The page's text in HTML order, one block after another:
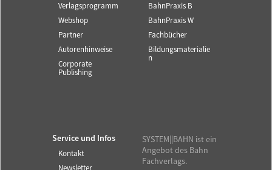
Verlagsprogramm
Webshop
Partner
Autorenhinweise
Corporate
Publishing
BahnPraxis B
BahnPraxis W
Fachbücher
Bildungsmaterialie
n
Service und Infos
Kontakt
SYSTEM||BAHN ist ein
Angebot des Bahn
Fachverlags.